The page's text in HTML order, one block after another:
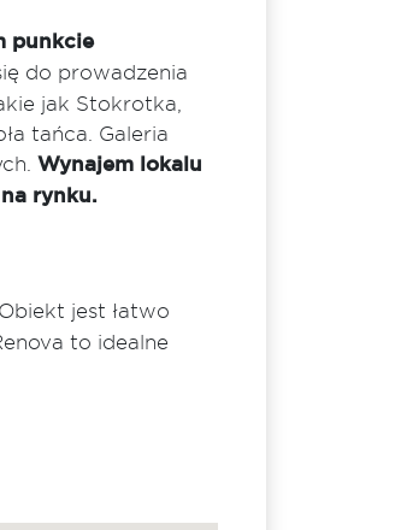
punkcie
do prowadzenia
jak Stokrotka,
tańca. Galeria
Wynajem lokalu
rynku.
jest łatwo
to idealne